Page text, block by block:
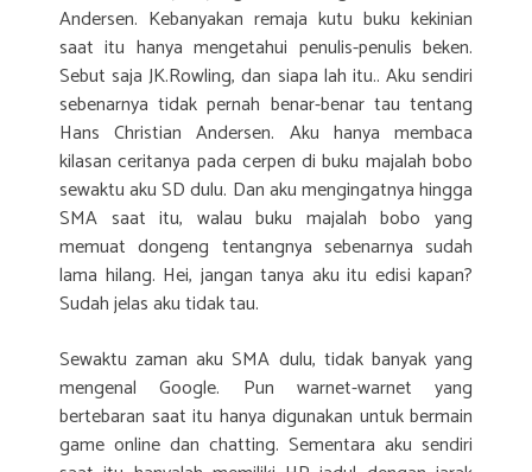
Andersen. Kebanyakan remaja kutu buku kekinian
saat itu hanya mengetahui penulis-penulis beken.
Sebut saja JK.Rowling, dan siapa lah itu.. Aku sendiri
sebenarnya tidak pernah benar-benar tau tentang
Hans Christian Andersen. Aku hanya membaca
kilasan ceritanya pada cerpen di buku majalah bobo
sewaktu aku SD dulu. Dan aku mengingatnya hingga
SMA saat itu, walau buku majalah bobo yang
memuat dongeng tentangnya sebenarnya sudah
lama hilang. Hei, jangan tanya aku itu edisi kapan?
Sudah jelas aku tidak tau.
Sewaktu zaman aku SMA dulu, tidak banyak yang
mengenal Google. Pun warnet-warnet yang
bertebaran saat itu hanya digunakan untuk bermain
game online dan chatting. Sementara aku sendiri